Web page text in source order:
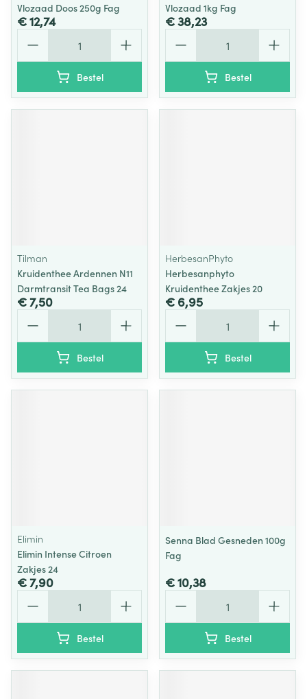
Vlozaad Doos 250g Fag
€ 12,74
Bestel
Vlozaad 1kg Fag
€ 38,23
Bestel
Tilman
Kruidenthee Ardennen N11
Darmtransit Tea Bags 24
€ 7,50
Bestel
HerbesanPhyto
Herbesanphyto
Kruidenthee Zakjes 20
€ 6,95
Bestel
Elimin
Elimin Intense Citroen
Zakjes 24
€ 7,90
Bestel
Senna Blad Gesneden 100g
Fag
€ 10,38
Bestel